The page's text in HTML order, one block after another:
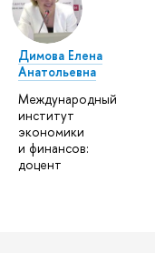
Димова Елена
Анатольевна
Международный
институт
экономики
и финансов:
доцент